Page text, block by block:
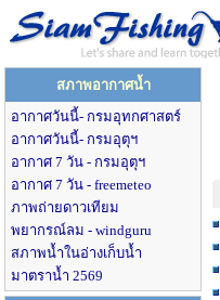
สภาพอากาศน้ำ
อากาศวันนี้- กรมอุทกศาสตร์
อากาศวันนี้- กรมอุตุฯ
อากาศ 7 วัน - กรมอุตุฯ
อากาศ 7 วัน - freemeteo
ภาพถ่ายดาวเทียม
พยากรณ์ลม - windguru
สภาพน้ำในอ่างเก็บน้ำ
มาตราน้ำ 2569